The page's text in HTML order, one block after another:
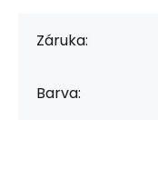
Záruka:
Barva: